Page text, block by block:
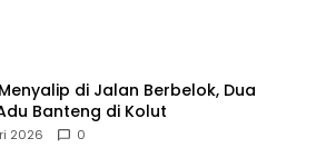
di Jalan Berbelok, Dua
Banteng di Kolut
2026 0